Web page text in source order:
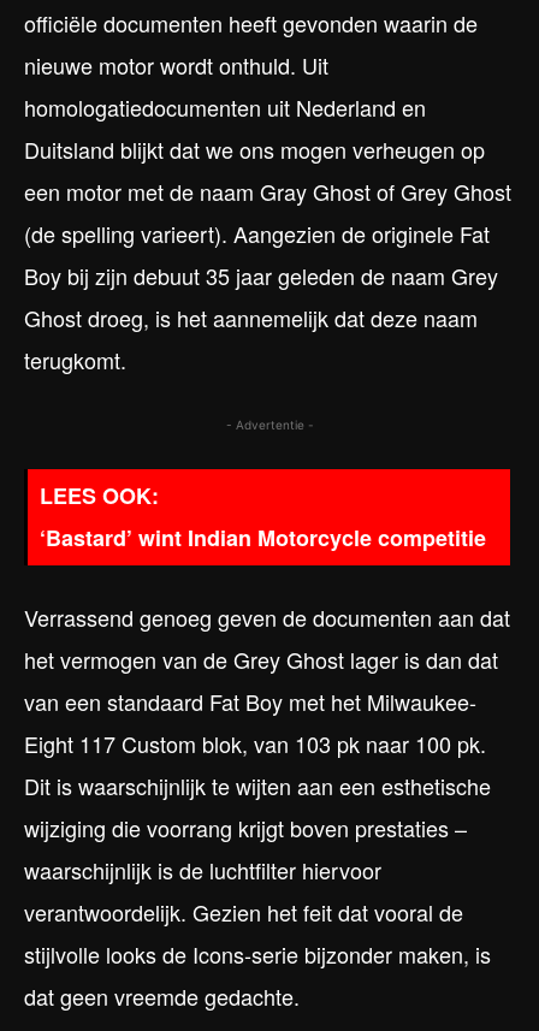
officiële documenten heeft gevonden waarin de
nieuwe motor wordt onthuld. Uit
homologatiedocumenten uit Nederland en
Duitsland blijkt dat we ons mogen verheugen op
een motor met de naam Gray Ghost of Grey Ghost
(de spelling varieert). Aangezien de originele Fat
Boy bij zijn debuut 35 jaar geleden de naam Grey
Ghost droeg, is het aannemelijk dat deze naam
terugkomt.
- Advertentie -
‘Bastard’ wint Indian Motorcycle competitie
Verrassend genoeg geven de documenten aan dat
het vermogen van de Grey Ghost lager is dan dat
van een standaard Fat Boy met het Milwaukee-
Eight 117 Custom blok, van 103 pk naar 100 pk.
Dit is waarschijnlijk te wijten aan een esthetische
wijziging die voorrang krijgt boven prestaties –
waarschijnlijk is de luchtfilter hiervoor
verantwoordelijk. Gezien het feit dat vooral de
stijlvolle looks de Icons-serie bijzonder maken, is
dat geen vreemde gedachte.